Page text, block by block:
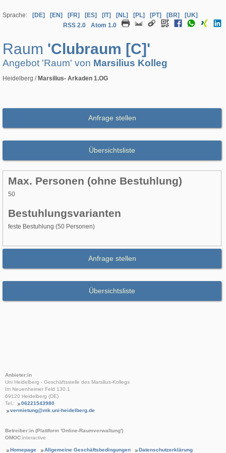
Sprache: [DE] [EN] [FR] [ES] [IT] [NL] [PL] [PT] [BR]
[UK]
RSS 2.0
Atom 1.0
Raum 'Clubraum [C]'
Angebot 'Raum' von Marsilius Kolleg
Heidelberg / Marsilius- Arkaden 1.OG
Anfrage stellen
Übersichtsliste
Max. Personen (ohne Bestuhlung)
50
Bestuhlungsvarianten
feste Bestuhlung (50 Personen)
Anfrage stellen
Übersichtsliste
Anbieter:in
Uni Heidelberg - Geschäftsstelle des Marsilius-Kollegs
Im Neuenheimer Feld 130.1
69120 Heidelberg (DE)
Tel.:
06221543980
vermietung@mk.uni-heidelberg.de
Betreiber:in (Plattform 'Online-Raumverwaltung')
OMOC.interactive
Homepage Allgemeine Geschäftsbedingungen Datenschutzerklärung